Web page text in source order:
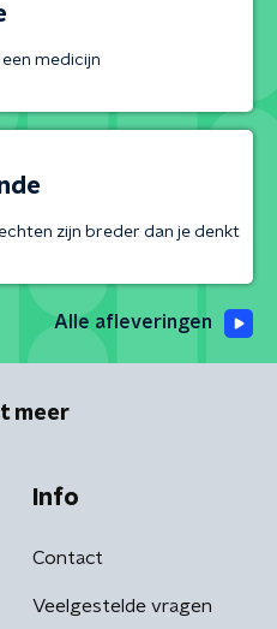
een medicijn
zijn breder dan je denkt
Alle afleveringen
meer
Info
Contact
Veelgestelde vragen